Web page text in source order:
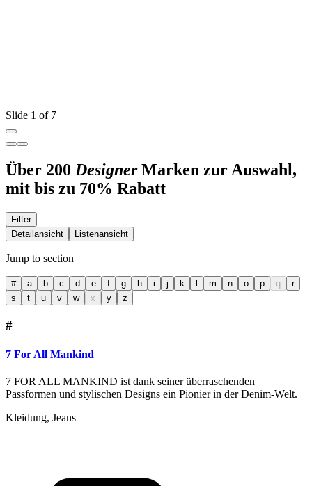
Slide 1 of 7
Über 200 DesignerMarken zur Auswahl,
mit bis zu 70% Rabatt
Filter
Detailansicht
Listenansicht
Jump to section
# a b c d e f g h i j k l m n o p q
r
s
t u v w x y z
#
7 For All Mankind
7 FOR ALL MANKIND ist dank seiner überraschenden
Passformen und stylischen Designs ein Pionier in der Denim-Welt.
Kleidung, Jeans